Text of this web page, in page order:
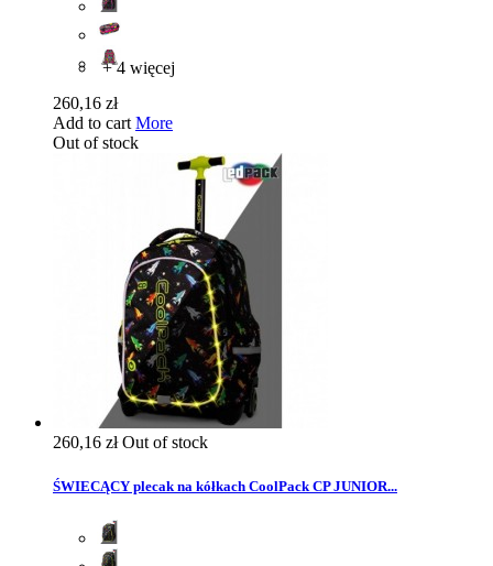
+ 4 więcej
260,16 zł
Add to cart More
Out of stock
260,16 złOut of stock
ŚWIECĄCY plecak na kółkach CoolPack CP JUNIOR...